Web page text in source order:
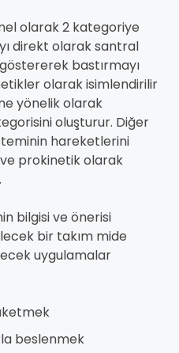
olarak 2 kategoriye
direkt olarak santral
bastırmayı
olarak isimlendirilir
yönelik olarak
oluşturur. Diğer
hareketlerini
prokinetik olarak
bilgisi ve önerisi
bir takım mide
uygulamalar
beslenmek